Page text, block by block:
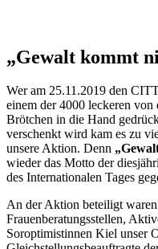
„Gewalt kommt
Wer am 25.11.2019 den
einem der 4000 leckeren von
Brötchen in die Hand
verschenkt wird kam es zu
unsere Aktion. Denn
wieder das Motto der
des Internationalen Tages
An der Aktion beteiligt
Frauenberatungsstellen,
Soroptimistinnen Kiel unser